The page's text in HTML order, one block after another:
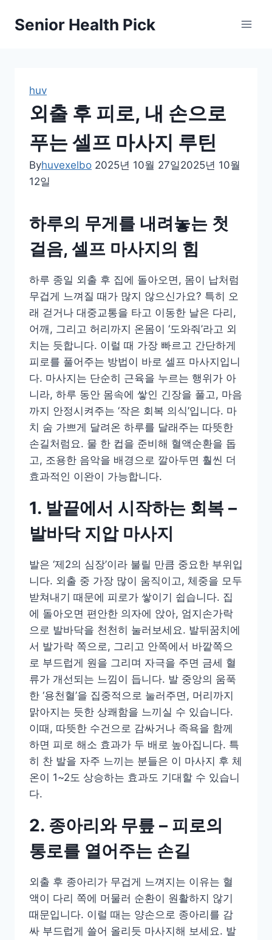
Senior Health Pick
huv
외출 후 피로, 내 손으로
푸는 셀프 마사지 루틴
Byhuvexelbo 2025년 10월 27일2025년 10월
12일
하루의 무게를 내려놓는 첫
걸음, 셀프 마사지의 힘
하루 종일 외출 후 집에 돌아오면, 몸이 납처럼
무겁게 느껴질 때가 많지 않으신가요? 특히 오
래 걷거나 대중교통을 타고 이동한 날은 다리,
어깨, 그리고 허리까지 온몸이 ‘도와줘’라고 외
치는 듯합니다. 이럴 때 가장 빠르고 간단하게
피로를 풀어주는 방법이 바로 셀프 마사지입니
다. 마사지는 단순히 근육을 누르는 행위가 아
니라, 하루 동안 몸속에 쌓인 긴장을 풀고, 마음
까지 안정시켜주는 ‘작은 회복 의식’입니다. 마
치 숨 가쁘게 달려온 하루를 달래주는 따뜻한
손길처럼요. 물 한 컵을 준비해 혈액순환을 돕
고, 조용한 음악을 배경으로 깔아두면 훨씬 더
효과적인 이완이 가능합니다.
1. 발끝에서 시작하는 회복 –
발바닥 지압 마사지
발은 ‘제2의 심장’이라 불릴 만큼 중요한 부위입
니다. 외출 중 가장 많이 움직이고, 체중을 모두
받쳐내기 때문에 피로가 쌓이기 쉽습니다. 집
에 돌아오면 편안한 의자에 앉아, 엄지손가락
으로 발바닥을 천천히 눌러보세요. 발뒤꿈치에
서 발가락 쪽으로, 그리고 안쪽에서 바깥쪽으
로 부드럽게 원을 그리며 자극을 주면 금세 혈
류가 개선되는 느낌이 듭니다. 발 중앙의 움푹
한 ‘용천혈’을 집중적으로 눌러주면, 머리까지
맑아지는 듯한 상쾌함을 느끼실 수 있습니다.
이때, 따뜻한 수건으로 감싸거나 족욕을 함께
하면 피로 해소 효과가 두 배로 높아집니다. 특
히 찬 발을 자주 느끼는 분들은 이 마사지 후 체
온이 1~2도 상승하는 효과도 기대할 수 있습니
다.
2. 종아리와 무릎 – 피로의
통로를 열어주는 손길
외출 후 종아리가 무겁게 느껴지는 이유는 혈
액이 다리 쪽에 머물러 순환이 원활하지 않기
때문입니다. 이럴 때는 양손으로 종아리를 감
싸 부드럽게 쓸어 올리듯 마사지해 보세요. 발